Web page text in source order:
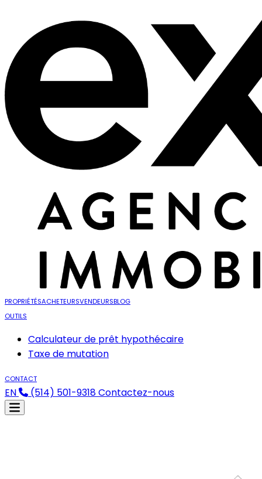
PROPRIÉTÉSACHETEURSVENDEURSBLOG
OUTILS
Calculateur de prêt hypothécaire
Taxe de mutation
CONTACT
EN (514) 501-9318Contactez-nous